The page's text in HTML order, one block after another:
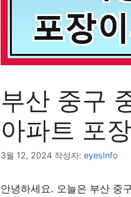
부산 중구
아파트 포
3월 12, 2024 작성자: eyesInfo
안녕하세요. 오늘은 부산 중